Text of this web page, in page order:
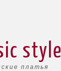
платья
style